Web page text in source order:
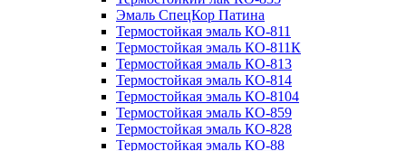
Эмаль СпецКор Патина
Термостойкая эмаль КО-811
Термостойкая эмаль КО-811К
Термостойкая эмаль КО-813
Термостойкая эмаль КО-814
Термостойкая эмаль КО-8104
Термостойкая эмаль КО-859
Термостойкая эмаль КО-828
Термостойкая эмаль КО-88